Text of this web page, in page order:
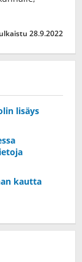
28.9.2022
lisäys
kautta